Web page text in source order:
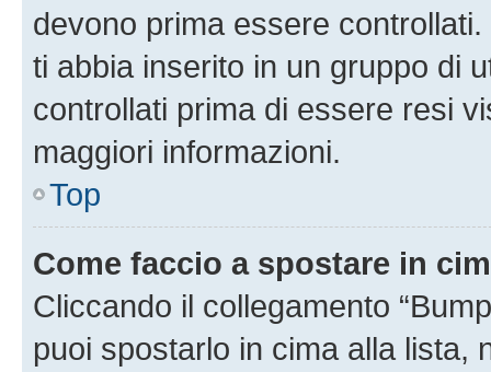
devono prima essere
ti abbia inserito in un gruppo di
controllati prima di essere resi
maggiori informazioni.
Top
Come faccio a spostare in
Cliccando il collegamento
puoi spostarlo in cima alla lista,